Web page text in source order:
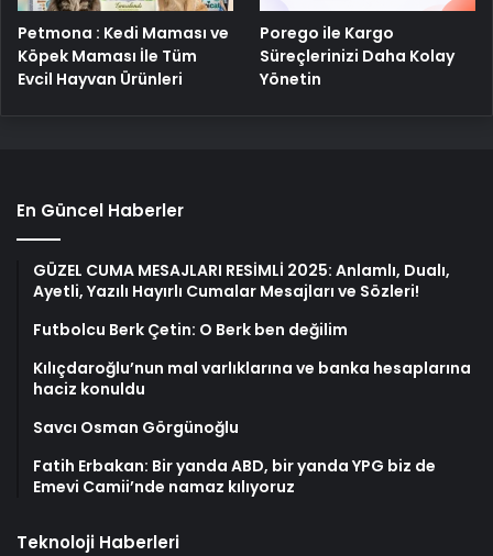
Petmona : Kedi Maması ve
Köpek Maması İle Tüm
Evcil Hayvan Ürünleri
Porego ile Kargo
Süreçlerinizi Daha Kolay
Yönetin
En Güncel Haberler
GÜZEL CUMA MESAJLARI RESİMLİ 2025: Anlamlı, Dualı,
Ayetli, Yazılı Hayırlı Cumalar Mesajları ve Sözleri!
Futbolcu Berk Çetin: O Berk ben değilim
Kılıçdaroğlu’nun mal varlıklarına ve banka hesaplarına
haciz konuldu
Savcı Osman Görgünoğlu
Fatih Erbakan: Bir yanda ABD, bir yanda YPG biz de
Emevi Camii’nde namaz kılıyoruz
Teknoloji Haberleri